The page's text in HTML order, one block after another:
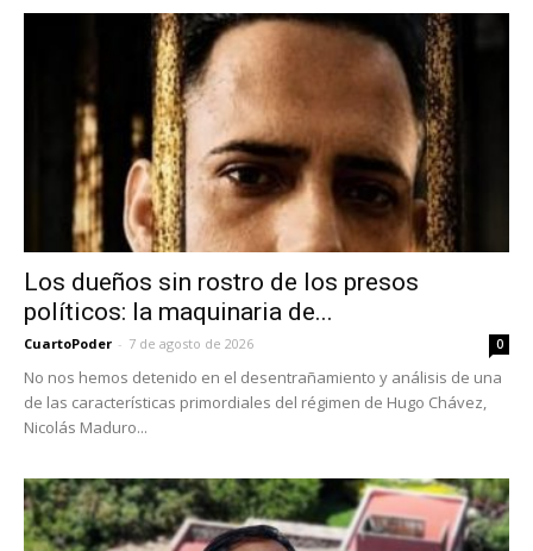
Los dueños sin rostro de los presos
políticos: la maquinaria de...
CuartoPoder - 7 de agosto de 2026 0
No nos hemos detenido en el desentrañamiento y análisis de una
de las características primordiales del régimen de Hugo Chávez,
Nicolás Maduro...